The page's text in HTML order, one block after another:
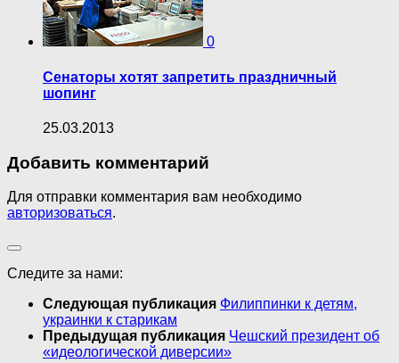
0
Сенаторы хотят запретить праздничный
шопинг
25.03.2013
Добавить комментарий
Для отправки комментария вам необходимо
авторизоваться.
Следите за нами:
Следующая публикация Филиппинки к детям,
украинки к старикам
Предыдущая публикация Чешский президент об
«идеологической диверсии»